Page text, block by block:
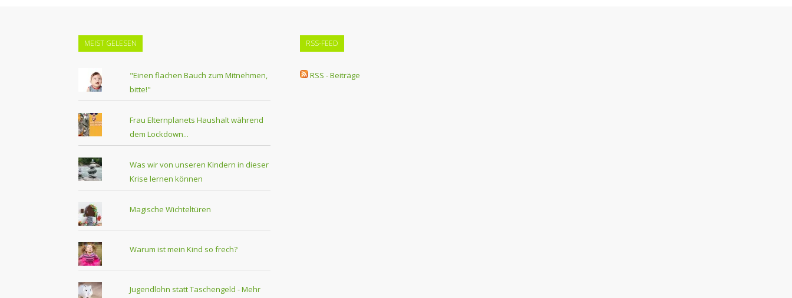
MEIST GELESEN
"Einen flachen Bauch zum Mitnehmen,
bitte!"
Frau Elternplanets Haushalt während
dem Lockdown...
Was wir von unseren Kindern in dieser
Krise lernen können
Magische Wichteltüren
Warum ist mein Kind so frech?
Jugendlohn statt Taschengeld - Mehr
RSS-FEED
RSS - Beiträge